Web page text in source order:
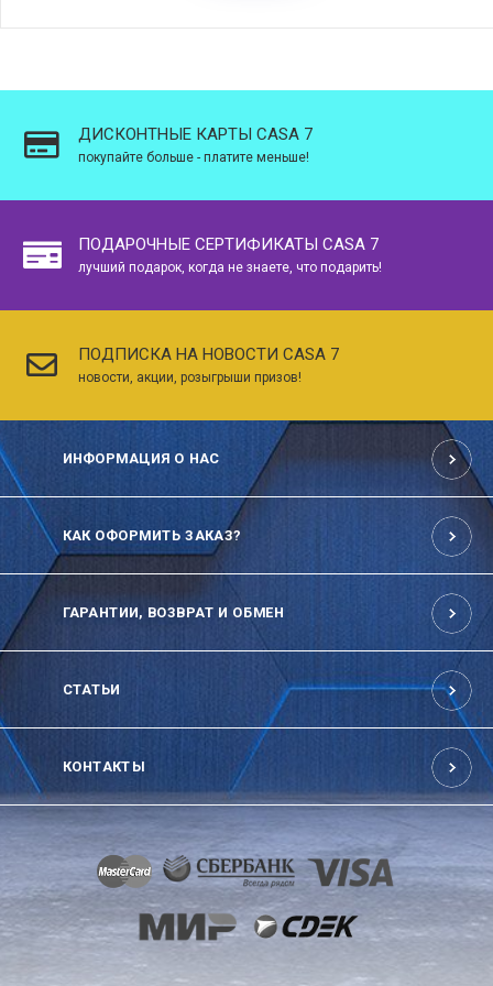
ДИСКОНТНЫЕ КАРТЫ CASA 7
покупайте больше - платите меньше!
ПОДАРОЧНЫЕ СЕРТИФИКАТЫ CASA 7
лучший подарок, когда не знаете, что подарить!
ПОДПИСКА НА НОВОСТИ CASA 7
новости, акции, розыгрыши призов!
ИНФОРМАЦИЯ О НАС
КАК ОФОРМИТЬ ЗАКАЗ?
ГАРАНТИИ, ВОЗВРАТ И ОБМЕН
СТАТЬИ
КОНТАКТЫ